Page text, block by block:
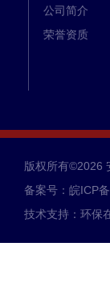
公司简介
荣誉资质
版权所有©2026
备案号：皖ICP
技术支持： 环保